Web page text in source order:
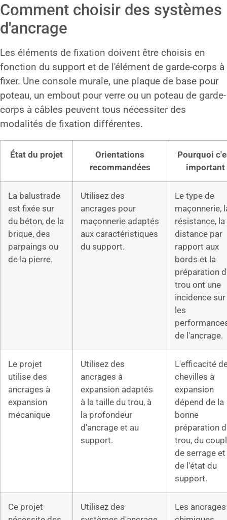
Comment choisir des systèmes
d'ancrage
Les éléments de fixation doivent être choisis en
fonction du support et de l'élément de garde-corps à
fixer. Une console murale, une plaque de base pour
poteau, un embout pour verre ou un poteau de garde-
corps à câbles peuvent tous nécessiter des
modalités de fixation différentes.
État du projet
Orientations
recommandées
Pourquoi
important
La balustrade
est fixée sur
du béton, de la
brique, des
parpaings ou
de la pierre.
Utilisez des
ancrages pour
maçonnerie adaptés
aux caractéristiques
du support.
Le type de
maçonnerie,
résistance, la
distance par
rapport aux
bords et la
préparation
trou ont une
incidence sur
les
de l'ancrage.
Le projet
utilise des
ancrages à
expansion
mécanique
Utilisez des
ancrages à
expansion adaptés
à la taille du trou, à
la profondeur
d'ancrage et au
support.
L'efficacité
chevilles à
expansion
dépend de la
bonne
préparation
trou, du
de serrage et
de l'état du
support.
Ce projet
Utilisez des
Les ancrages